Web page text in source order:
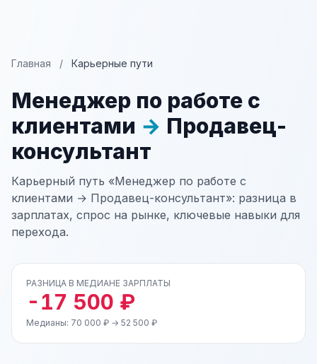
Главная / Карьерные пути
Менеджер по работе с
клиентами → Продавец-
консультант
Карьерный путь «Менеджер по работе с
клиентами → Продавец-консультант»: разница в
зарплатах, спрос на рынке, ключевые навыки для
перехода.
РАЗНИЦА В МЕДИАНЕ ЗАРПЛАТЫ
-17 500 ₽
Медианы: 70 000 ₽ → 52 500 ₽